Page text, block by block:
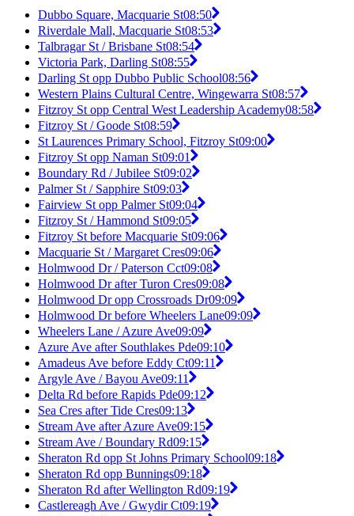
Dubbo Square, Macquarie St08:50
Riverdale Mall, Macquarie St08:53
Talbragar St / Brisbane St08:54
Victoria Park, Darling St08:55
Darling St opp Dubbo Public School08:56
Western Plains Cultural Centre, Wingewarra St08:57
Fitzroy St opp Central West Leadership Academy08:58
Fitzroy St / Goode St08:59
St Laurences Primary School, Fitzroy St09:00
Fitzroy St opp Naman St09:01
Boundary Rd / Jubilee St09:02
Palmer St / Sapphire St09:03
Fairview St opp Palmer St09:04
Fitzroy St / Hammond St09:05
Fitzroy St before Macquarie St09:06
Macquarie St / Margaret Cres09:06
Holmwood Dr / Paterson Cct09:08
Holmwood Dr after Turon Cres09:08
Holmwood Dr opp Crossroads Dr09:09
Holmwood Dr before Wheelers Lane09:09
Wheelers Lane / Azure Ave09:09
Azure Ave after Southlakes Pde09:10
Amadeus Ave before Eddy Ct09:11
Argyle Ave / Bayou Ave09:11
Delta Rd before Rapids Pde09:12
Sea Cres after Tide Cres09:13
Stream Ave after Azure Ave09:15
Stream Ave / Boundary Rd09:15
Sheraton Rd opp St Johns Primary School09:18
Sheraton Rd opp Bunnings09:18
Sheraton Rd after Wellington Rd09:19
Castlereagh Ave / Gwydir Ct09:19